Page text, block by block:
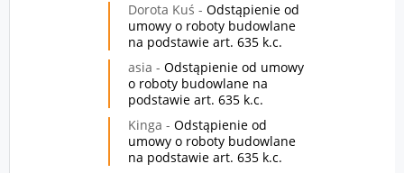
Dorota Kuś - Odstąpienie od
umowy o roboty budowlane
na podstawie art. 635 k.c.
asia - Odstąpienie od umowy
o roboty budowlane na
podstawie art. 635 k.c.
Kinga - Odstąpienie od
umowy o roboty budowlane
na podstawie art. 635 k.c.